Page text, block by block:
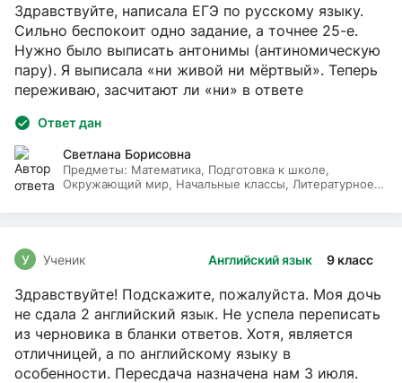
Здравствуйте, написала ЕГЭ по русскому языку.
Сильно беспокоит одно задание, а точнее 25-е.
Нужно было выписать антонимы (антиномическую
пару). Я выписала «ни живой ни мёртвый». Теперь
переживаю, засчитают ли «ни» в ответе
Ответ дан
Светлана Борисовна
Предметы: Математика, Подготовка к школе,
Окружающий мир, Начальные классы, Литературное
Английский язык 9 класс
У Ученик
Здравствуйте! Подскажите, пожалуйста. Моя дочь
не сдала 2 английский язык. Не успела переписать
из черновика в бланки ответов. Хотя, является
отличницей, а по английскому языку в
особенности. Пересдача назначена нам 3 июля.